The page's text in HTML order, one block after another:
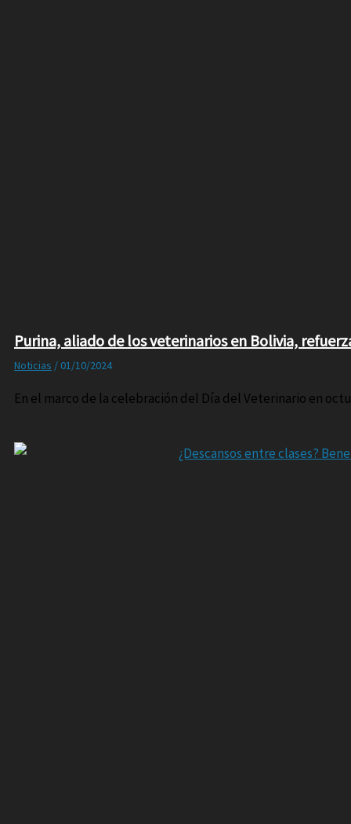
Purina, aliado de los veterinarios en Bolivia,
Noticias / 01/10/2024
En el marco de la celebración del Día del Veterinario en